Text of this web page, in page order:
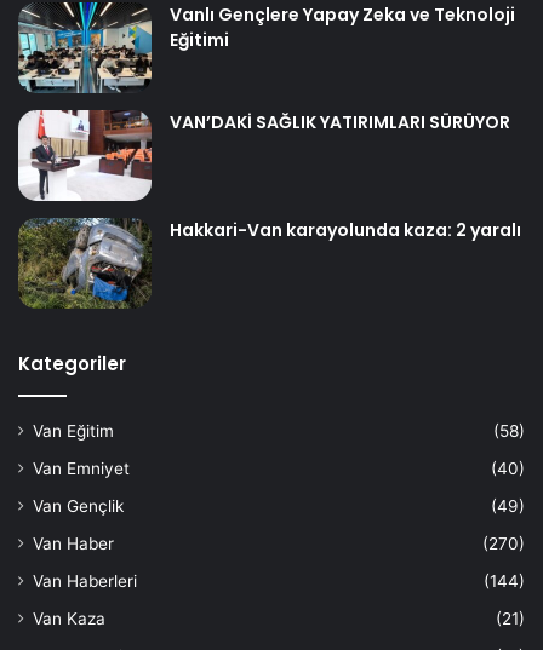
Vanlı Gençlere Yapay Zeka ve Teknoloji
Eğitimi
VAN’DAKİ SAĞLIK YATIRIMLARI SÜRÜYOR
Hakkari-Van karayolunda kaza: 2 yaralı
Kategoriler
Van Eğitim
(58)
Van Emniyet
(40)
Van Gençlik
(49)
Van Haber
(270)
Van Haberleri
(144)
Van Kaza
(21)